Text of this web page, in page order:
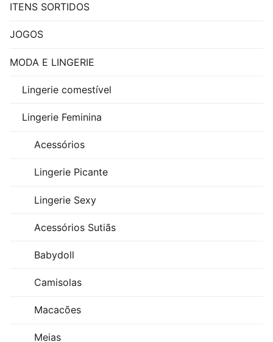
ITENS SORTIDOS
JOGOS
MODA E LINGERIE
Lingerie comestível
Lingerie Feminina
Acessórios
Lingerie Picante
Lingerie Sexy
Acessórios Sutiãs
Babydoll
Camisolas
Macacões
Meias